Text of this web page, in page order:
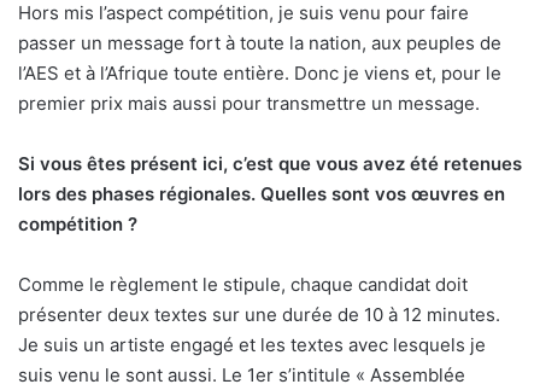
Hors mis l’aspect compétition, je suis venu pour faire
passer un message fort à toute la nation, aux peuples de
l’AES et à l’Afrique toute entière. Donc je viens et, pour le
premier prix mais aussi pour transmettre un message.
Si vous êtes présent ici, c’est que vous avez été retenues
lors des phases régionales. Quelles sont vos œuvres en
compétition ?
Comme le règlement le stipule, chaque candidat doit
présenter deux textes sur une durée de 10 à 12 minutes.
Je suis un artiste engagé et les textes avec lesquels je
suis venu le sont aussi. Le 1er s’intitule « Assemblée